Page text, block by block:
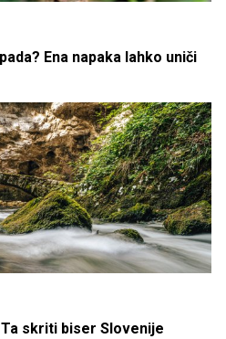
Ena napaka lahko uniči
skriti biser Slovenije